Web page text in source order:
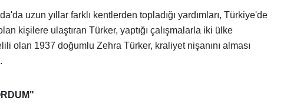
uzun yıllar farklı kentlerden topladığı yardımları, Türkiye'de
kişilere ulaştıran Türker, yaptığı çalışmalarla iki ülke
olan 1937 doğumlu Zehra Türker, kraliyet nişanını alması